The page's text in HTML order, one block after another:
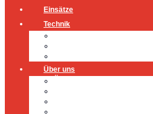
Einsätze
Technik
Über uns